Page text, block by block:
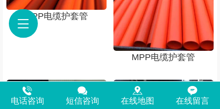
MPP电缆护套管
MPP电缆护套管
电话咨询 短信咨询 在线地图 在线留言